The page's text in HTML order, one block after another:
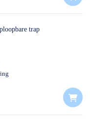
trap